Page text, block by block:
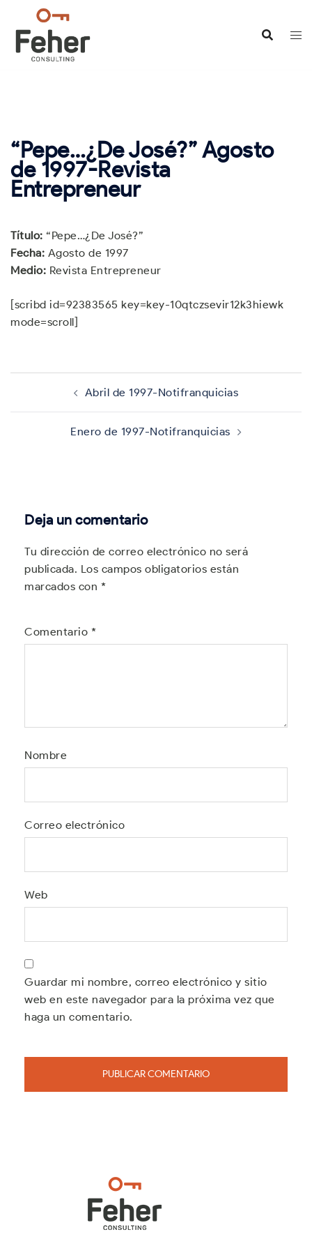
contenido
“Pepe…¿De José?” Agosto
de 1997-Revista
Entrepreneur
Título: “Pepe…¿De José?”
Fecha: Agosto de 1997
Medio: Revista Entrepreneur
[scribd id=92383565 key=key-10qtczsevir12k3hiewk
mode=scroll]
Navegación
entradas
Abril de 1997-Notifranquicias
Enero de 1997-Notifranquicias
Deja un comentario
Tu dirección de correo electrónico no será
publicada. Los campos obligatorios están
marcados con *
Comentario *
Nombre
Correo electrónico
Web
Guardar mi nombre, correo electrónico y sitio
web en este navegador para la próxima vez que
haga un comentario.